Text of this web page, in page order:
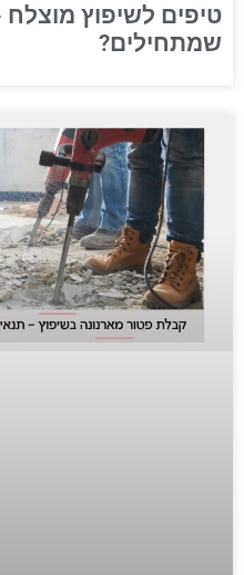
שיפוץ משרדים | RADA לבנות ולשפץ זה במשפחה
טיפים לשיפוץ
שמתחילים?